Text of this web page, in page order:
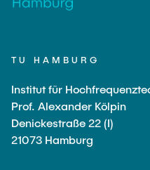
Kevin Erkelenz
Thomas Jaschke
Nadja Lamann
Hui Lu
Prof. Dr.-Ing. Fabian Lurz
TU HAMBURG
Institut für
Prof. Alexander Kölpin
Denickestraße 22 (I)
21073 Hamburg